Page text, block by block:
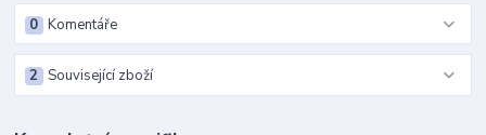
Komentáře
0
Související zboží
2